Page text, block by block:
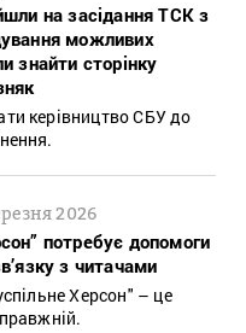
на засідання ТСК з
можливих
знайти сторінку
керівництво СБУ до
2026
потребує допомоги
з читачами
Херсон" – це